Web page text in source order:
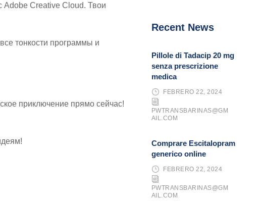
Adobe Creative Cloud. Твои
тонкости программы и
приключение прямо сейчас!
Recent News
Pillole di Tadacip 20 mg
senza prescrizione
medica
FEBRERO 22, 2024
PWTRANSBARINAS@GM
AIL.COM
Comprare Escitalopram
generico online
FEBRERO 22, 2024
PWTRANSBARINAS@GM
AIL.COM